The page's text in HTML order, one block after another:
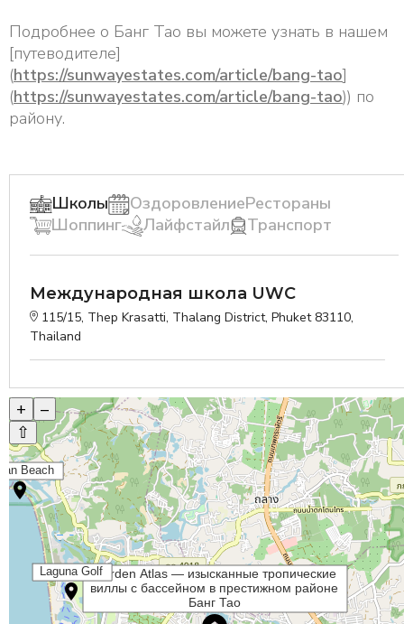
Подробнее о Банг Тао вы можете узнать в нашем
[путеводителе]
(https://sunwayestates.com/article/bang-tao]
(https://sunwayestates.com/article/bang-tao)) по
району.
Школы ОздоровлениеРестораны
Шоппинг
Лайфстайл Транспорт
Международная школа UWC
115/15, Thep Krasatti, Thalang District, Phuket 83110,
Thailand
+
–
⇧